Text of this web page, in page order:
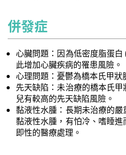
併發症
心臟問題：因為低密度脂蛋
此增加心臟疾病的罹患風險。
心理問題：憂鬱為橋本氏甲狀
先天缺陷：未治療的橋本氏
兒有較高的先天缺陷風險。
黏液性水腫：長期未治療的
黏液性水腫，有怕冷、嗜睡
即性的醫療處理。